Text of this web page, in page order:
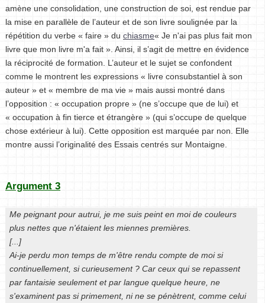
amène une consolidation, une construction de soi, est rendue par
la mise en parallèle de l’auteur et de son livre soulignée par la
répétition du verbe « faire » du chiasme« Je n'ai pas plus fait mon
livre que mon livre m'a fait ». Ainsi, il s’agit de mettre en évidence
la réciprocité de formation. L’auteur et le sujet se confondent
comme le montrent les expressions « livre consubstantiel à son
auteur » et « membre de ma vie » mais aussi montré dans
l’opposition : « occupation propre » (ne s’occupe que de lui) et
« occupation à fin tierce et étrangère » (qui s’occupe de quelque
chose extérieur à lui). Cette opposition est marquée par non. Elle
montre aussi l’originalité des Essais centrés sur Montaigne.
Argument 3
Me peignant pour autrui, je me suis peint en moi de couleurs
plus nettes que n'étaient les miennes premières.
[...]
Ai-je perdu mon temps de m'être rendu compte de moi si
continuellement, si curieusement ? Car ceux qui se repassent
par fantaisie seulement et par langue quelque heure, ne
s'examinent pas si primement, ni ne se pénètrent, comme celui